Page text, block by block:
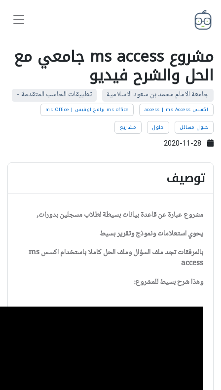
مشروع ms access جامعي مع
الحل والشرح فيديو
جامعة الامام محمد بن سعود الاسلامية تطبيقات الحاسب المتقدمة -
اكسس access | ms Access
ms office برامج اوفيس | ms Office
حلول مسائل
حلول مشاريع
توصيف
مشروع عبارة عن قاعدة بيانات بسيطة لطلاب مسجلين بدورات,
يحوي استعلامات ونموذج وتقرير بسيط
بالمرفقات تجد ملف السؤال وملف الحل كاملا باستخدام اكسس ms
access
وهذا شرح بسيط للمشروع: